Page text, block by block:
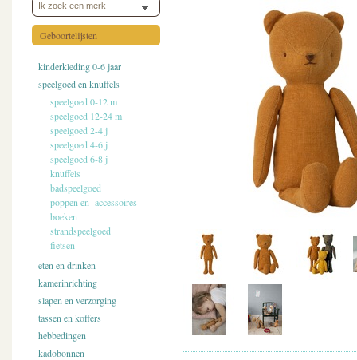
Ik zoek een merk
Geboortelijsten
kinderkleding 0-6 jaar
speelgoed en knuffels
speelgoed 0-12 m
speelgoed 12-24 m
speelgoed 2-4 j
speelgoed 4-6 j
speelgoed 6-8 j
knuffels
badspeelgoed
poppen en -accessoires
boeken
strandspeelgoed
fietsen
eten en drinken
kamerinrichting
slapen en verzorging
tassen en koffers
hebbedingen
kadobonnen